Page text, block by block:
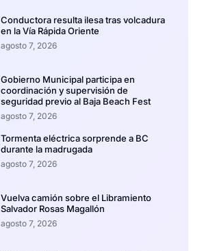
Conductora resulta ilesa tras volcadura
en la Vía Rápida Oriente
agosto 7, 2026
Gobierno Municipal participa en
coordinación y supervisión de
seguridad previo al Baja Beach Fest
agosto 7, 2026
Tormenta eléctrica sorprende a BC
durante la madrugada
agosto 7, 2026
Vuelva camión sobre el Libramiento
Salvador Rosas Magallón
agosto 7, 2026